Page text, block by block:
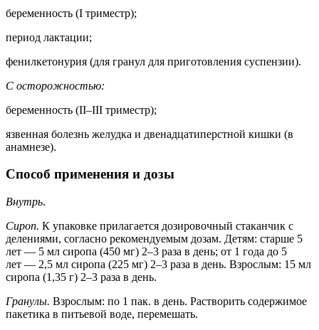
беременность (I триместр);
период лактации;
фенилкетонурия (для гранул для приготовления суспензии).
С осторожностью:
беременность (II–III триместр);
язвенная болезнь желудка и двенадцатиперстной кишки (в
анамнезе).
Способ применения и дозы
Внутрь.
Сироп. К упаковке прилагается дозировочный стаканчик с
делениями, согласно рекомендуемым дозам. Детям: старше 5
лет — 5 мл сиропа (450 мг) 2–3 раза в день; от 1 года до 5
лет — 2,5 мл сиропа (225 мг) 2–3 раза в день. Взрослым: 15 мл
сиропа (1,35 г) 2–3 раза в день.
Гранулы. Взрослым: по 1 пак. в день. Растворить содержимое
пакетика в питьевой воде, перемешать.